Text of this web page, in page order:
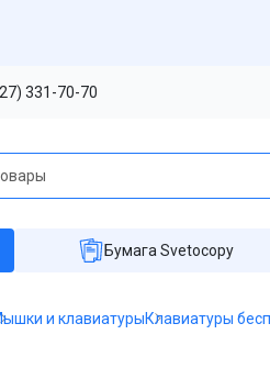
331-70-70
Бумага Svetocopy
и клавиатурыКлавиатуры